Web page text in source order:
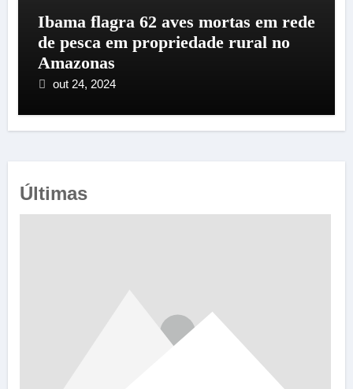
Ibama flagra 62 aves mortas em rede
de pesca em propriedade rural no
Amazonas
out 24, 2024
Últimas